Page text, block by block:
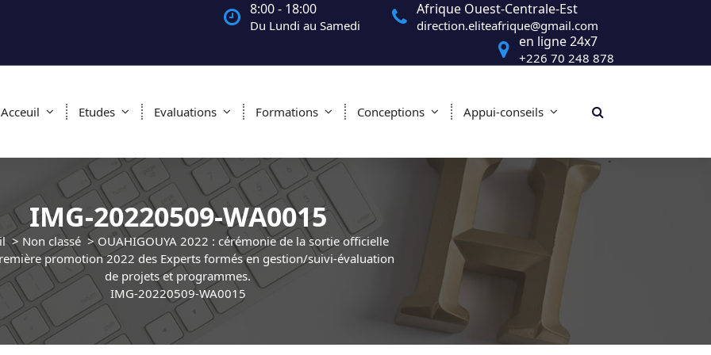
8:00 - 18:00
Du Lundi au Samedi
Afrique Ouest-Centrale-Est
direction.eliteafrique@gmail.com
en ligne 24x7
+226 70 248 878
Acceuil Etudes Evaluations Formations Conceptions Appui-conseils
IMG-20220509-WA0015
> Non classé > OUAHIGOUYA 2022 : cérémonie de la sortie officielle
promotion 2022 des Experts formés en gestion/suivi-évaluation
de projets et programmes.
IMG-20220509-WA0015